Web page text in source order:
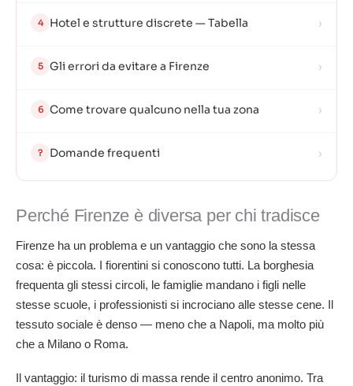
4 Hotel e strutture discrete — Tabella ›
5 Gli errori da evitare a Firenze ›
6 Come trovare qualcuno nella tua zona ›
? Domande frequenti ›
Perché Firenze è diversa per chi tradisce
Firenze ha un problema e un vantaggio che sono la stessa
cosa: è piccola. I fiorentini si conoscono tutti. La borghesia
frequenta gli stessi circoli, le famiglie mandano i figli nelle
stesse scuole, i professionisti si incrociano alle stesse cene. Il
tessuto sociale è denso — meno che a Napoli, ma molto più
che a Milano o Roma.
Il vantaggio: il turismo di massa rende il centro anonimo. Tra